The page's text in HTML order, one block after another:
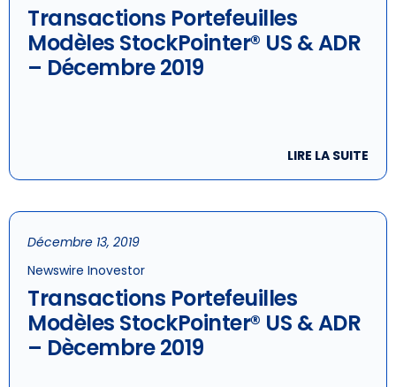
Transactions Portefeuilles
Modèles StockPointer® US & ADR
– Décembre 2019
LIRE LA SUITE
Décembre 13, 2019
Newswire Inovestor
Transactions Portefeuilles
Modèles StockPointer® US & ADR
– Dècembre 2019